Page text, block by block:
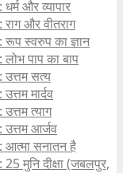
और व्यापार
और वीतराग
स्वरुप का ज्ञान
पाप का बाप
उत्तम सत्य
मार्दव
त्याग
आर्जव
आत्मा सनातन है
मुनि दीक्षा (जबलपुर,